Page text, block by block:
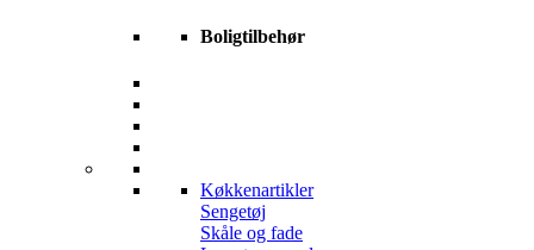
Boligtilbehør
Køkkenartikler
Sengetøj
Skåle og fade